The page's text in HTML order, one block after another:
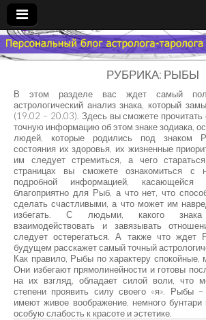
Гороскоп
Мой
Знак
Зодиака
— MZZ
РУБРИКА: РЫБЫ
В этом разделе вас ждет самый
астрологический анализ знака, который
(19.02 – 20.03). Здесь вы сможете
точную информацию об этом знаке зодиака,
людей, которые родились под знаком
состояния их здоровья, их жизненные
им следует стремиться, а чего
страницах вы сможете ознакомиться с
подробной информацией,
благоприятно для Рыб, а что нет, что
сделать счастливыми, а что может им
избегать. С людьми, какого
взаимодействовать и завязывать
следует остерегаться. А также что
будущем расскажет самый точный
Как правило, Рыбы по характеру спокойные,
Они избегают прямолинейности и готовы
на их взгляд, обладает силой воли, что
степени проявить силу своего «я». Рыбы
имеют живое воображение, немного бунтари
особую слабость к красоте и эстетике.